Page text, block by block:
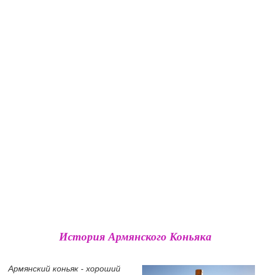
История Армянского Коньяка
Армянский коньяк - хороший